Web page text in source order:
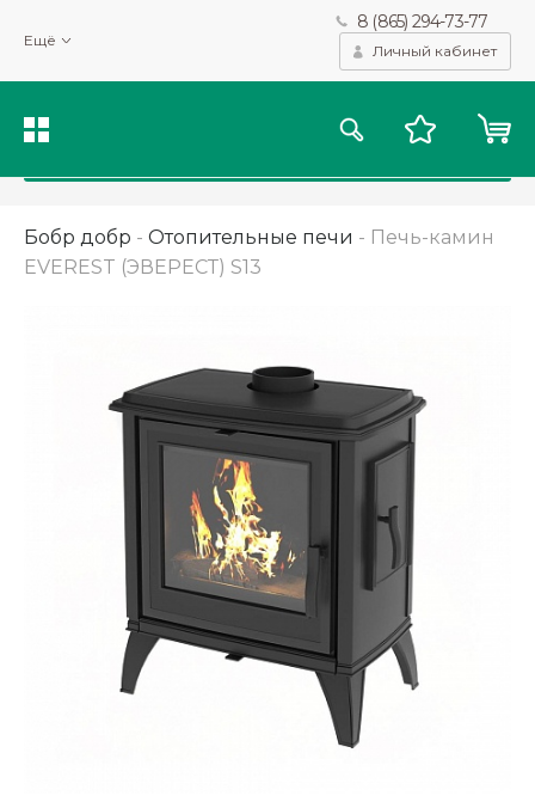
Ещё
8 (865) 294-73-77
Личный кабинет
Бобр добр - Отопительные печи - Печь-камин
EVEREST (ЭВЕРЕСТ) S13
Мы используем файлы cookie и другие подобные технологии
для получения данных с целью сбора статистики, повышения
качества рекомендаций и предоставления вам возможности
персонализированного просмотра.Подробнее